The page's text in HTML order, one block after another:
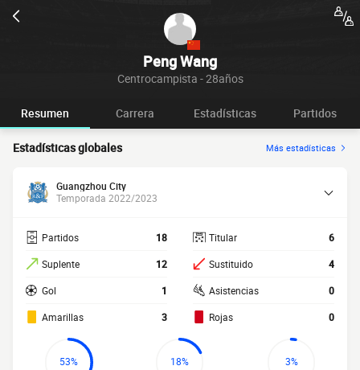
Peng Wang
Centrocampista - 28años
Resumen Carrera Estadísticas Partidos
Estadísticas globales Más estadísticas
Guangzhou City
Temporada 2022/2023
Partidos 18
Suplente 12
Gol 1
Amarillas 3
Titular 6
Sustituido 4
Asistencias 0
Rojas 0
53% 18% 3%